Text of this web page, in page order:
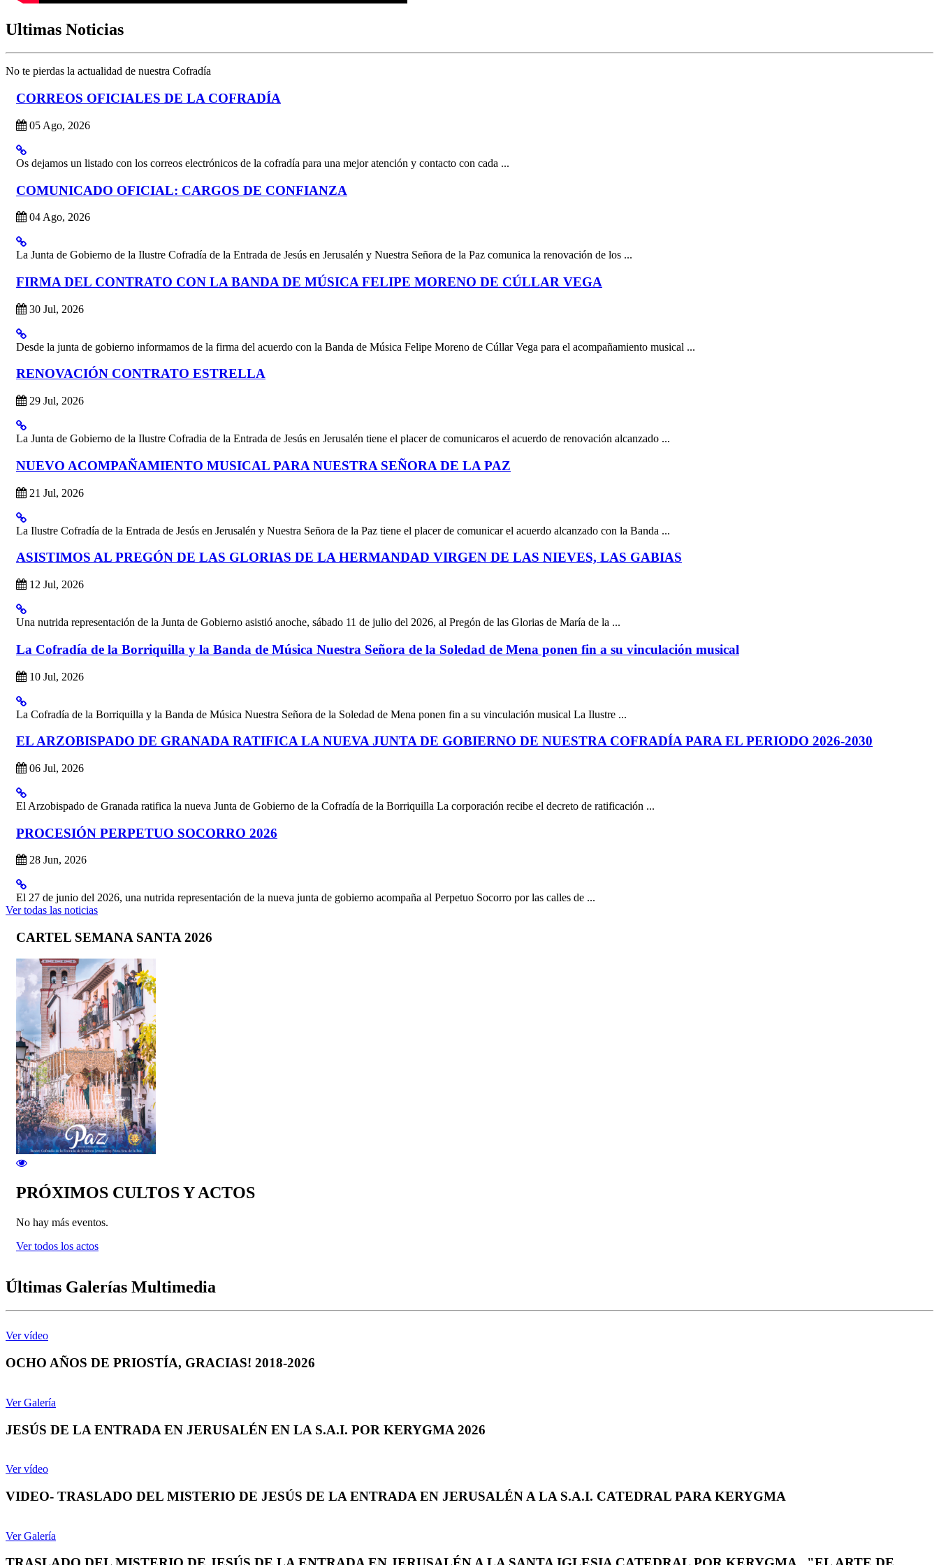
Ultimas Noticias
No te pierdas la actualidad de nuestra Cofradía
CORREOS OFICIALES DE LA COFRADÍA
05 Ago, 2026
Os dejamos un listado con los correos electrónicos de la cofradía para una mejor atención y contacto con cada ...
COMUNICADO OFICIAL: CARGOS DE CONFIANZA
04 Ago, 2026
La Junta de Gobierno de la Ilustre Cofradía de la Entrada de Jesús en Jerusalén y Nuestra Señora de la Paz comunica la renovación de los ...
FIRMA DEL CONTRATO CON LA BANDA DE MÚSICA FELIPE MORENO DE CÚLLAR VEGA
30 Jul, 2026
Desde la junta de gobierno informamos de la firma del acuerdo con la Banda de Música Felipe Moreno de Cúllar Vega para el acompañamiento musical ...
RENOVACIÓN CONTRATO ESTRELLA
29 Jul, 2026
La Junta de Gobierno de la Ilustre Cofradia de la Entrada de Jesús en Jerusalén tiene el placer de comunicaros el acuerdo de renovación alcanzado ...
NUEVO ACOMPAÑAMIENTO MUSICAL PARA NUESTRA SEÑORA DE LA PAZ
21 Jul, 2026
La Ilustre Cofradía de la Entrada de Jesús en Jerusalén y Nuestra Señora de la Paz tiene el placer de comunicar el acuerdo alcanzado con la Banda ...
ASISTIMOS AL PREGÓN DE LAS GLORIAS DE LA HERMANDAD VIRGEN DE LAS NIEVES, LAS GABIAS
12 Jul, 2026
Una nutrida representación de la Junta de Gobierno asistió anoche, sábado 11 de julio del 2026, al Pregón de las Glorias de María de la ...
La Cofradía de la Borriquilla y la Banda de Música Nuestra Señora de la Soledad de Mena ponen fin a su vinculación musical
10 Jul, 2026
La Cofradía de la Borriquilla y la Banda de Música Nuestra Señora de la Soledad de Mena ponen fin a su vinculación musical La Ilustre ...
EL ARZOBISPADO DE GRANADA RATIFICA LA NUEVA JUNTA DE GOBIERNO DE NUESTRA COFRADÍA PARA EL PERIODO 2026-2030
06 Jul, 2026
El Arzobispado de Granada ratifica la nueva Junta de Gobierno de la Cofradía de la Borriquilla La corporación recibe el decreto de ratificación ...
PROCESIÓN PERPETUO SOCORRO 2026
28 Jun, 2026
El 27 de junio del 2026, una nutrida representación de la nueva junta de gobierno acompaña al Perpetuo Socorro por las calles de ...
Ver todas las noticias
CARTEL SEMANA SANTA 2026
PRÓXIMOS CULTOS Y ACTOS
No hay más eventos.
Ver todos los actos
Últimas Galerías Multimedia
Ver vídeo
OCHO AÑOS DE PRIOSTÍA, GRACIAS! 2018-2026
Ver Galería
JESÚS DE LA ENTRADA EN JERUSALÉN EN LA S.A.I. POR KERYGMA 2026
Ver vídeo
VIDEO- TRASLADO DEL MISTERIO DE JESÚS DE LA ENTRADA EN JERUSALÉN A LA S.A.I. CATEDRAL PARA KERYGMA
Ver Galería